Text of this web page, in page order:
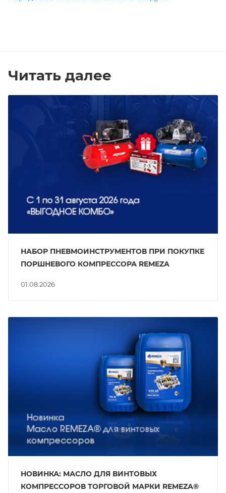
Читать далее
01.08.2026
НАБОР ПНЕВМОИНСТРУМЕНТОВ ПРИ ПОКУПКЕ
ПОРШНЕВОГО КОМПРЕССОРА REMEZA
НОВИНКА: МАСЛО ДЛЯ ВИНТОВЫХ
КОМПРЕССОРОВ ТОРГОВОЙ МАРКИ REMEZA®